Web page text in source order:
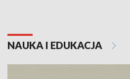
NAUKA I EDUKACJA